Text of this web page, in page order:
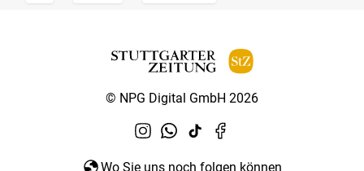
© NPG Digital GmbH 2026
Wo Sie uns noch folgen können